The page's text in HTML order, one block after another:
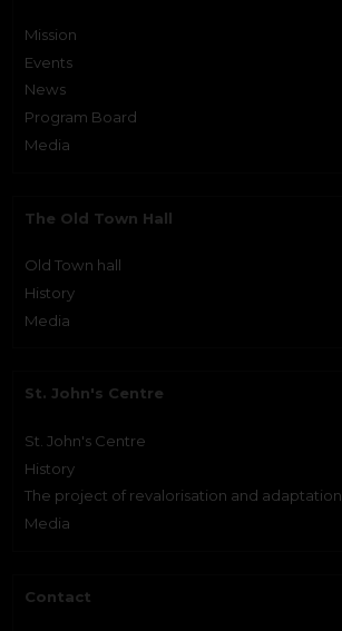
Mission
Events
News
Program Board
Media
The Old Town Hall
Old Town hall
History
Media
St. John's Centre
St. John's Centre
History
The project of revalorisation and adaptation
Media
Contact